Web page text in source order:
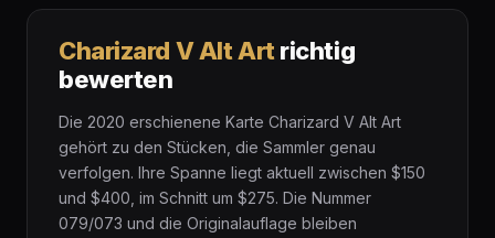
Charizard V Alt Art richtig
bewerten
Die 2020 erschienene Karte Charizard V Alt Art
gehört zu den Stücken, die Sammler genau
verfolgen. Ihre Spanne liegt aktuell zwischen $150
und $400, im Schnitt um $275. Die Nummer
079/073 und die Originalauflage bleiben